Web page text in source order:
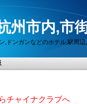
州市内,市
,ドンガンなどのホテル,駅周
ャイナクラブへ